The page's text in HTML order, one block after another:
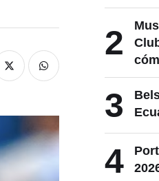
2
3
4